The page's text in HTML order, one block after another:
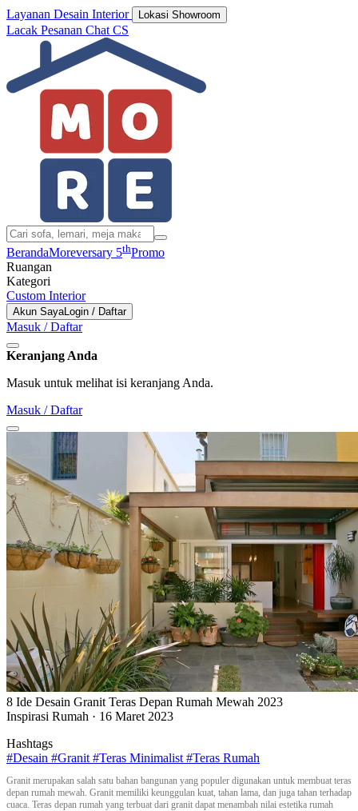
Layanan Desain Interior Lokasi Showroom
Lacak Pesanan Chat CS
BerandaMoreversary 5thPromo
Ruangan
Kategori
Custom Interior
Akun SayaLogin / Daftar
Masuk / Daftar
Keranjang Anda
Masuk untuk melihat isi keranjang Anda.
Masuk / Daftar
8 Ide Desain Granit Teras Depan Rumah Mewah 2023
Inspirasi Rumah · 16 Maret 2023
Hashtags
#Desain #Granit #Teras Minimalist #Teras Rumah
Granit merupakan salah satu bahan bangunan yang populer digunakan untuk membuat teras
depan rumah mewah. Granit memiliki keunggulan kuat, tahan lama, dan juga tahan terhadap
cuaca. Teras depan rumah yang terbuat dari granit dapat menambah nilai estetika rumah